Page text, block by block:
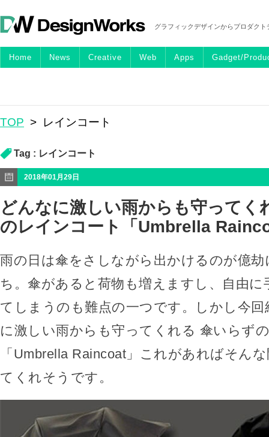
グラフィックデザインからプロダク
Home News Creative Web Apps Gadget/
TOP > レインコート
Tag : レインコート
2018年01月29日
どんなに激しい雨からも守ってく
のレインコート「Umbrella
雨の日は傘をさしながら出かけるのが億
ち。傘があると荷物も増えますし、自由
てしまうのも難点の一つです。しかし今
に激しい雨からも守ってくれる 傘いらず
「Umbrella Raincoat」これがあればそん
てくれそうです。